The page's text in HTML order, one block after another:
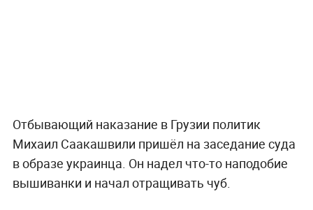
Отбывающий наказание в Грузии политик
Михаил Саакашвили пришёл на заседание суда
в образе украинца. Он надел что-то наподобие
вышиванки и начал отращивать чуб.